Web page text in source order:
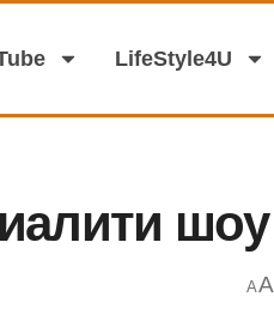
LifeStyle4U
шоу
AA